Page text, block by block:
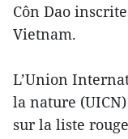
Côn Dao
Vietnam.
L’Union
la nature
sur la liste